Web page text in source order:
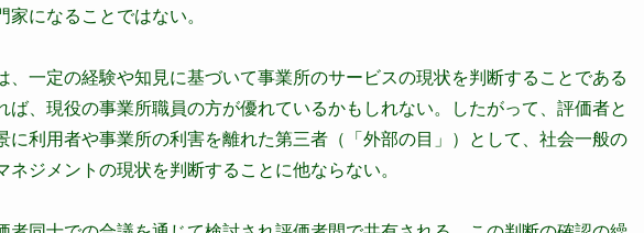
になることではない。
、一定の経験や知見に基づいて事業所のサービスの現状を判断することである
ば、現役の事業所職員の方が優れているかもしれない。したがって、評価者と
に利用者や事業所の利害を離れた第三者（「外部の目」）として、社会一般の
ジメントの現状を判断することに他ならない。